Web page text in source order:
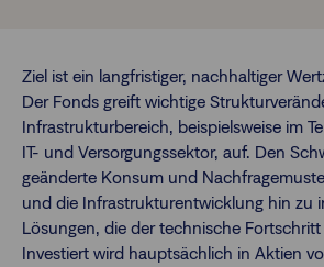
Finanzberatende
Anlegende
Newsletter
Ziel ist ein langfristiger, nachhaltiger
Der Fonds greift wichtige
Infrastrukturbereich, beispielsweise im
IT- und Versorgungssektor, auf. Den
geänderte Konsum und
und die Infrastrukturentwicklung hin zu
Lösungen, die der technische
Investiert wird hauptsächlich in Aktien